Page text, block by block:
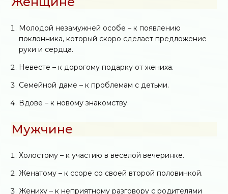
Молодой незамужней особе – к появлению
поклонника, который скоро сделает предложение
руки и сердца.
Невесте – к дорогому подарку от жениха.
Семейной даме – к проблемам с детьми.
Вдове – к новому знакомству.
Мужчине
Холостому – к участию в веселой вечеринке.
Женатому – к ссоре со своей второй половинкой.
Жениху – к неприятному разговору с родителями